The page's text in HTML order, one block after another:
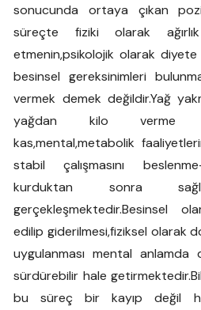
sonucunda ortaya çıkan
süreçte fiziki olarak
etmenin,psikolojik olarak
besinsel gereksinimleri
vermek demek değildir.Yağ
yağdan kilo verme
kas,mental,metabolik
stabil çalışmasını
kurduktan sonra
gerçekleşmektedir.Besinsel
edilip giderilmesi,fiziksel olarak
uygulanması mental
sürdürebilir hale
bu süreç bir kayıp değil